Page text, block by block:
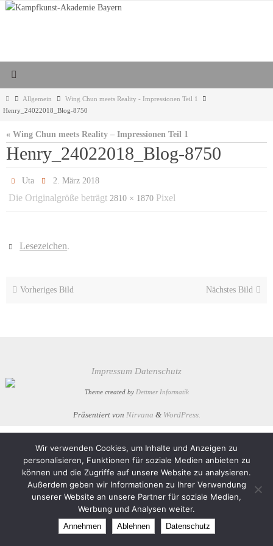
Zum
StartAllgemein
Wing Chun meets Reality - Impressionen Teil 1
Henry_24022018_Blog-8750
« Wing Chun meets Reality – Impressionen Teil 1
Henry_24022018_Blog-8750
Uta 2. März 2018
Die Originalgröße beträgt 2810 × 1870 Pixel
Lesezeichen.
Vorheriges Bild Nächstes Bild
Impressum Datenschutz
Theme created by Dettmer Informatik
Präsentiert von Nirvana & WordPress.
Wir verwenden Cookies, um Inhalte und Anzeigen zu
personalisieren, Funktionen für soziale Medien anbieten zu
können und die Zugriffe auf unsere Website zu analysieren.
Außerdem geben wir Informationen zu Ihrer Verwendung
unserer Website an unsere Partner für soziale Medien,
Werbung und Analysen weiter.
Annehmen Ablehnen Datenschutz